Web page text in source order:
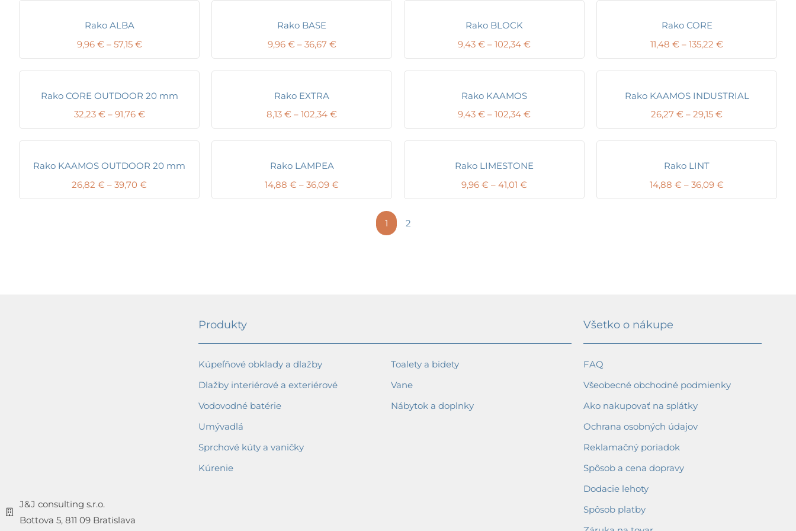
Rako ALBA
9,96 € – 57,15 €Price
range:
9,96 €
57,15 €
Rako BASE
9,96 € – 36,67 €Price
range:
9,96 €
Rako BLOCK
9,43 € – 102,34 €
range:
9,43 €
Rako CORE
11,48 € – 135,22 €
range:
11,48 €
135,22 €
Rako CORE OUTDOOR 20 mm
32,23 € – 91,76 €Price
range:
32,23 €
91,76 €
Rako EXTRA
8,13 € – 102,34 €
range:
8,13 €
Rako KAAMOS
9,43 € – 102,34 €
range:
9,43 €
102,34 €
Rako KAAMOS INDUSTRIAL
26,27 € – 29,15 €
range:
26,27 €
Rako KAAMOS OUTDOOR 20 mm
26,82 € – 39,70 €
range:
Rako LAMPEA
14,88 € – 36,09 €
range:
Rako LIMESTONE
9,96 € – 41,01 €
range:
Rako LINT
14,88 € – 36,09 €
range:
1 2
J&J consulting s.r.o.
Bottova 5, 811 09 Bratislava
Produkty
Kúpeľňové obklady a dlažby
Dlažby interiérové a exteriérové
Vodovodné batérie
Umývadlá
Sprchové kúty a vaničky
Kúrenie
Toalety a bidety
Vane
Nábytok a doplnky
Všetko o nákupe
FAQ
Všeobecné obchodné podmienky
Ako nakupovať na splátky
Ochrana osobných údajov
Reklamačný poriadok
Spôsob a cena dopravy
Dodacie lehoty
Spôsob platby